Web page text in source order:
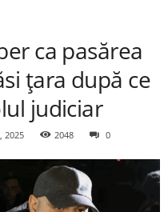
ca pasărea
țara după ce
judiciar
2025 2048 0